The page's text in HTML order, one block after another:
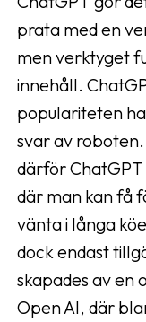
prata med en
men verktyget
innehåll.
populariteten
svar av
därför
där man kan få
vänta i långa
dock endast
skapades av en
Open AI, där